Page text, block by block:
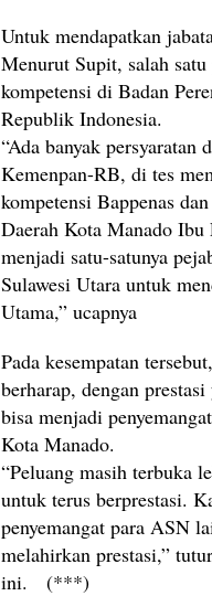
Untuk mendapatkan
Menurut Supit, salah
kompetensi di Badan
Republik Indonesia.
“Ada banyak persyaratan
Kemenpan-RB, di tes
kompetensi Bappenas
Daerah Kota Manado
menjadi satu-satunya
Sulawesi Utara untuk
Utama,” ucapnya
Pada kesempatan
berharap, dengan
bisa menjadi
Kota Manado.
“Peluang masih terbuka
untuk terus berprestasi.
penyemangat para ASN
melahirkan prestasi,”
ini. (***)